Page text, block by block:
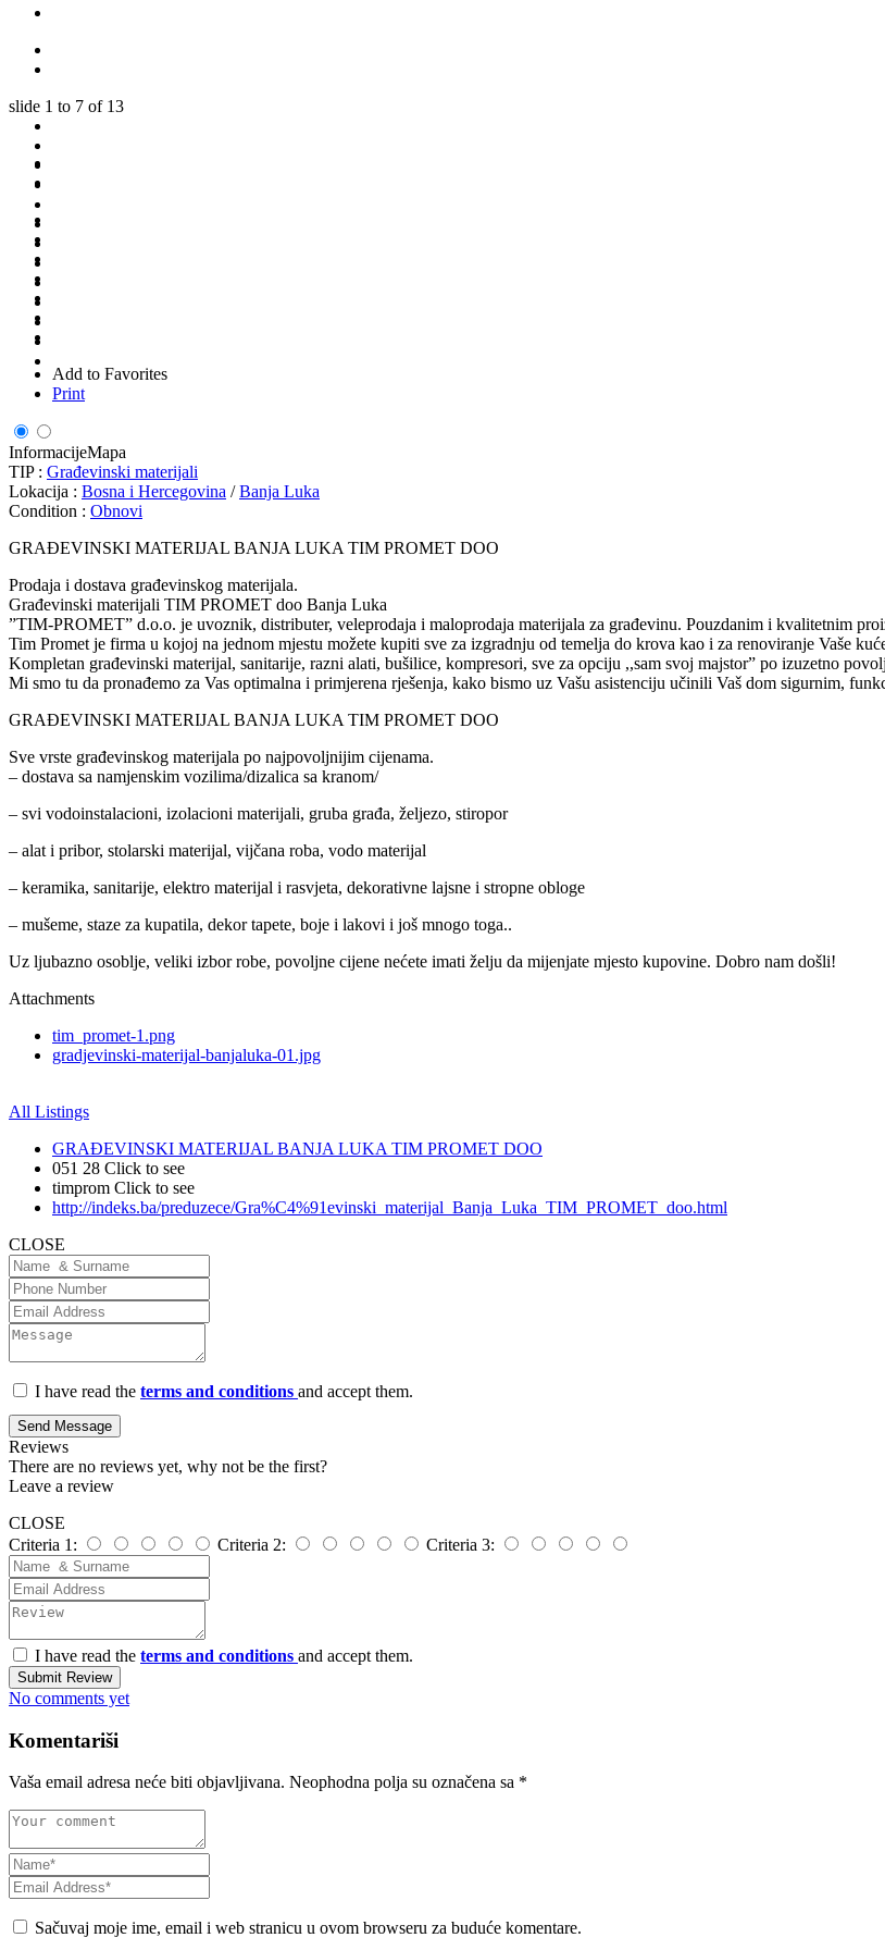
slide 1 to 7 of 13
Add to Favorites
Print
InformacijeMapa
TIP : Građevinski materijali
Lokacija : Bosna i Hercegovina /Banja Luka
Condition : Obnovi
GRAĐEVINSKI MATERIJAL BANJA LUKA TIM PROMET DOO
Prodaja i dostava građevinskog materijala.
Građevinski materijali TIM PROMET doo Banja Luka
”TIM-PROMET” d.o.o. je uvoznik, distributer, veleprodaja i maloprodaja materijala za građevinu. Pouzdanim i kvalitetnim
Tim Promet je firma u kojoj na jednom mjestu možete kupiti sve za izgradnju od temelja do krova kao i za renoviranje Vaše
Kompletan građevinski materijal, sanitarije, razni alati, bušilice, kompresori, sve za opciju ,,sam svoj majstor” po izuzetno
Mi smo tu da pronađemo za Vas optimalna i primjerena rješenja, kako bismo uz Vašu asistenciju učinili Vaš dom sigurnim,
GRAĐEVINSKI MATERIJAL BANJA LUKA TIM PROMET DOO
Sve vrste građevinskog materijala po najpovoljnijim cijenama.
– dostava sa namjenskim vozilima/dizalica sa kranom/
– svi vodoinstalacioni, izolacioni materijali, gruba građa, željezo, stiropor
– alat i pribor, stolarski materijal, vijčana roba, vodo materijal
– keramika, sanitarije, elektro materijal i rasvjeta, dekorativne lajsne i stropne obloge
– mušeme, staze za kupatila, dekor tapete, boje i lakovi i još mnogo toga..
Uz ljubazno osoblje, veliki izbor robe, povoljne cijene nećete imati želju da mijenjate mjesto kupovine. Dobro nam došli!
Attachments
tim_promet-1.png
gradjevinski-materijal-banjaluka-01.jpg
All Listings
GRAĐEVINSKI MATERIJAL BANJA LUKA TIM PROMET DOO
051 28 Click to see
timprom Click to see
http://indeks.ba/preduzece/Gra%C4%91evinski_materijal_Banja_Luka_TIM_PROMET_doo.html
CLOSE
I have read the terms and conditions and accept them.
Send Message
Reviews
There are no reviews yet, why not be the first?
Leave a review
CLOSE
Criteria 1:
Criteria 2: Criteria 3:
I have read the terms and conditions and accept them.
Submit Review
No comments yet
Komentariši
Vaša email adresa neće biti objavljivana. Neophodna polja su označena sa *
Sačuvaj moje ime, email i web stranicu u ovom browseru za buduće komentare.